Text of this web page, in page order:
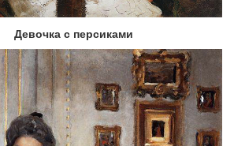
Девочка с персиками